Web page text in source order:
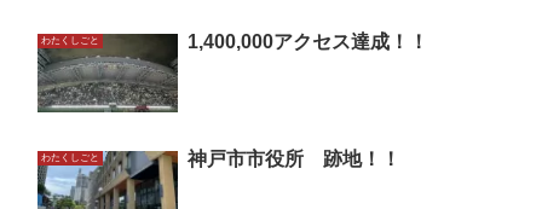
わたくしごと 1,400,000アクセス達成！！
わたくしごと 神戸市市役所 跡地！！